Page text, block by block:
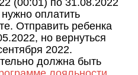
(00:01) по 31.08.2022
оплатить
Отправить ребенка
но вернуться
2022.
должна быть